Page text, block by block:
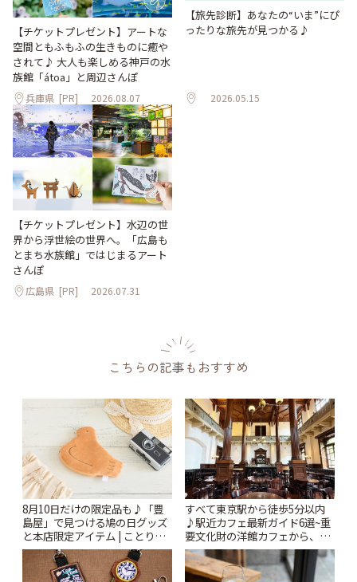
【チケットプレゼント】アートな
空間ともふもふの生きものに癒や
されて♪ 大人も楽しめる神戸の水
族館「átoa」と周辺さんぽ
兵庫県 [PR] 2026.08.07
【旅先診断】あなたの“いま”にぴ
ったりな旅先が見つかる♪
2026.05.15
【チケットプレゼント】水辺の世
界から浮世絵の世界へ。「広島も
とまち水族館」ではじまるアート
さんぽ
広島県 [PR] 2026.07.31
こちらの記事もおすすめ
8月10日だけの限定品も♪「豊
島屋」で見つける鳩の日グッズ
と本店限定アイテム | ことりっ
ぷ
すべて東京駅から徒歩5分以内
♪駅近カフェ最新ガイド6選~重
要文化財の洋館カフェから、改
札すぐのレトロ喫茶まで~ | こと
りっぷ